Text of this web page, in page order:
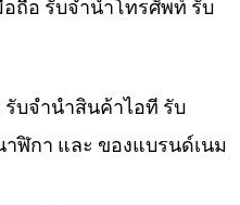
ถือ รับจำนำโทรศัพท์ รับ
บจำนำสินค้าไอที รับ
ฬิกา และ ของแบรนด์เนม